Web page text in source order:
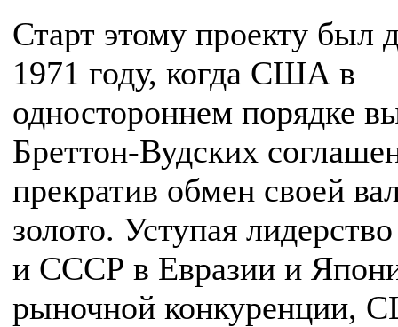
Старт этому проекту был
1971 году, когда США в
одностороннем порядке
Бреттон-Вудских
прекратив обмен своей
золото. Уступая
и СССР в Евразии и
рыночной конкуренции,